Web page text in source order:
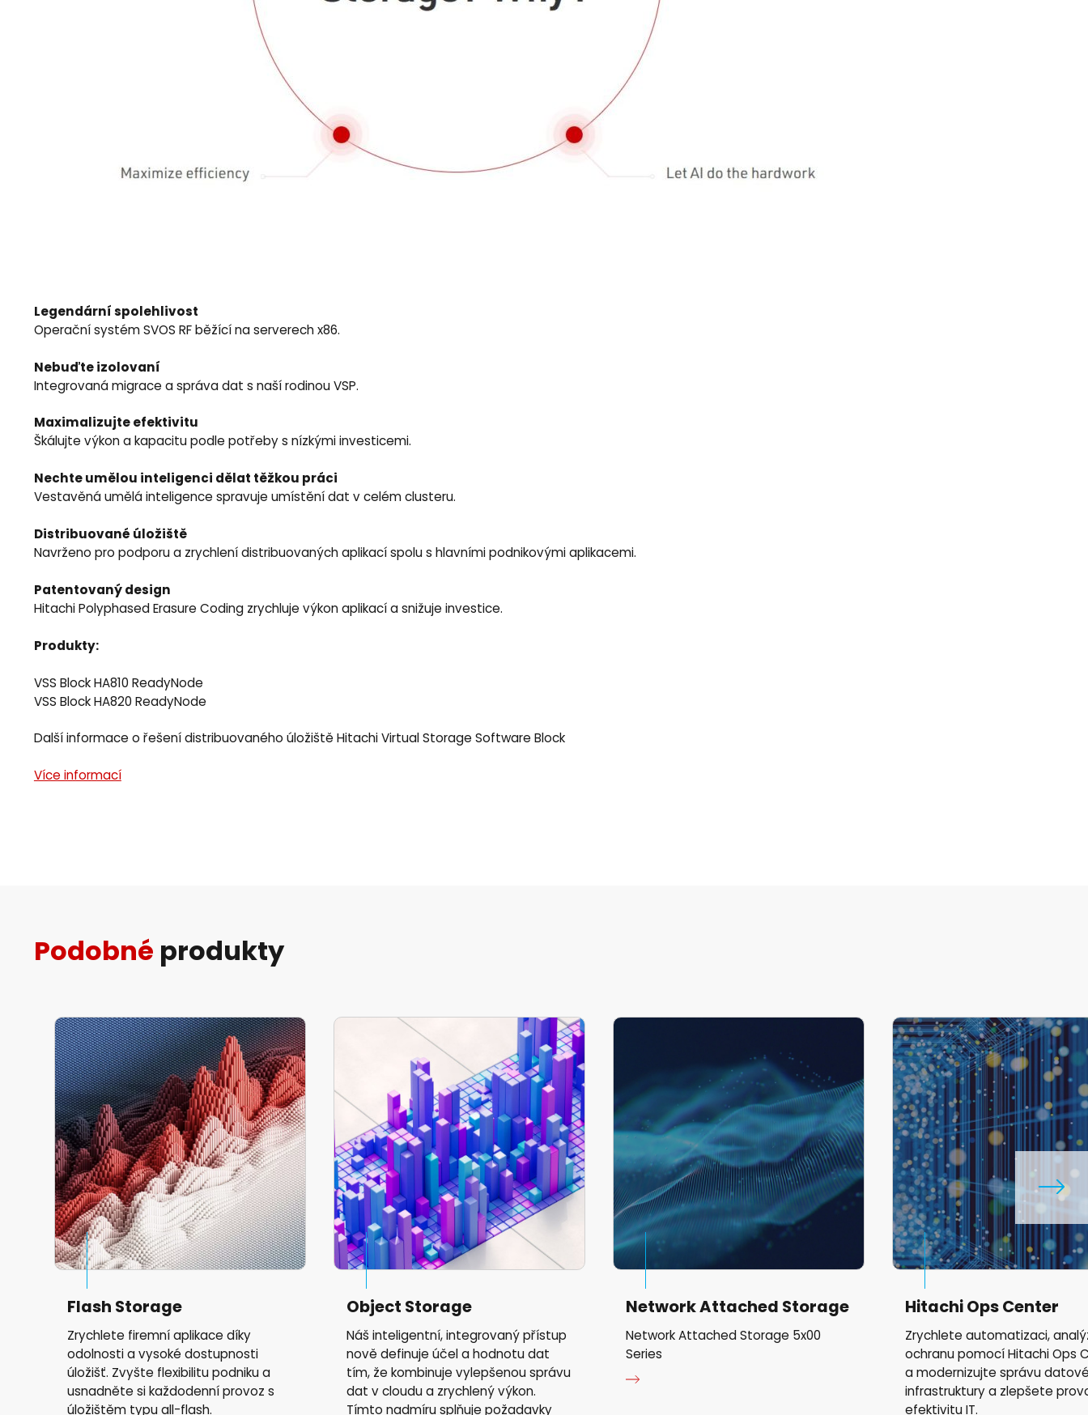
Legendární spolehlivost
Operační systém SVOS RF běžící na serverech x86.
Nebuďte izolovaní
Integrovaná migrace a správa dat s naší rodinou VSP.
Maximalizujte efektivitu
Škálujte výkon a kapacitu podle potřeby s nízkými investicemi.
Nechte umělou inteligenci dělat těžkou práci
Vestavěná umělá inteligence spravuje umístění dat v celém clusteru.
Distribuované úložiště
Navrženo pro podporu a zrychlení distribuovaných aplikací spolu s hlavními podnikovými aplikacemi.
Patentovaný design
Hitachi Polyphased Erasure Coding zrychluje výkon aplikací a snižuje investice.
Produkty:
VSS Block HA810 ReadyNode
VSS Block HA820 ReadyNode
Další informace o řešení distribuovaného úložiště Hitachi Virtual Storage Software Block
Více informací
Podobnéprodukty
Flash Storage
Zrychlete firemní aplikace díky
odolnosti a vysoké dostupnosti
úložišť. Zvyšte flexibilitu podniku a
usnadněte si každodenní provoz s
Object Storage
Náš inteligentní, integrovaný přístup
nově definuje účel a hodnotu dat
tím, že kombinuje vylepšenou správu
dat v cloudu a zrychlený výkon.
Network Attached Storage
Network Attached Storage 5x00
Series
Hitachi Ops Center
Zrychlete automatizaci,
ochranu pomocí Hitachi Ops
a modernizujte správu
infrastruktury a zlepšete